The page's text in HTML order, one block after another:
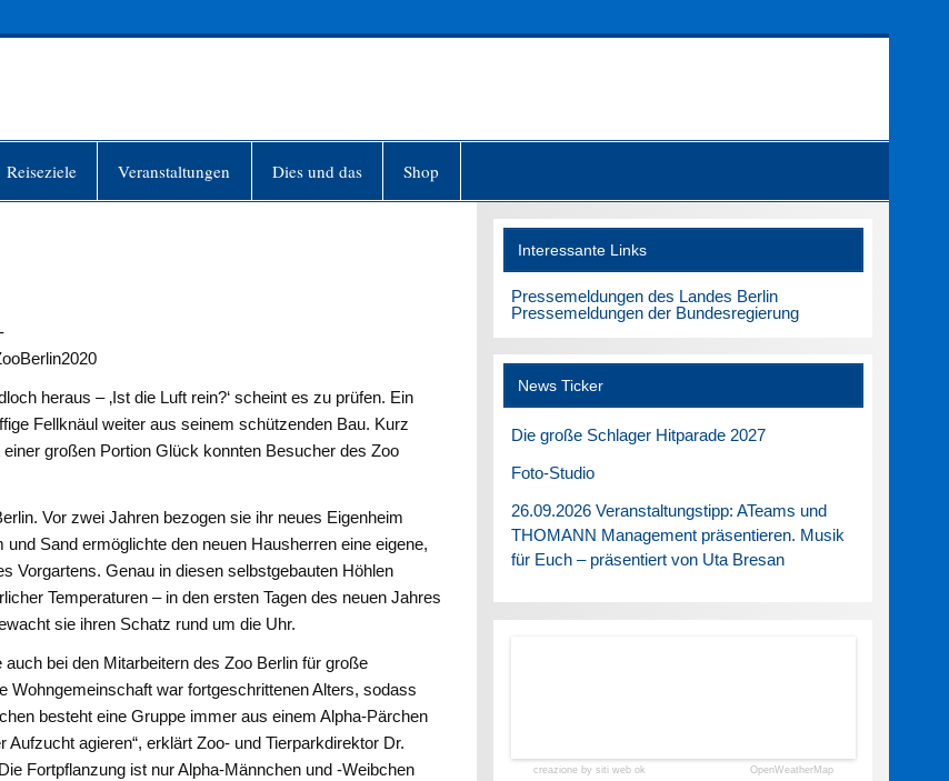
Reiseziele Veranstaltungen Dies und das Shop
heraus – ‚Ist die Luft rein?‘ scheint es zu prüfen. Ein
Fellknäul weiter aus seinem schützenden Bau. Kurz
großen Portion Glück konnten Besucher des Zoo
Vor zwei Jahren bezogen sie ihr neues Eigenheim
Sand ermöglichte den neuen Hausherren eine eigene,
Vorgartens. Genau in diesen selbstgebauten Höhlen
Temperaturen – in den ersten Tagen des neuen Jahres
sie ihren Schatz rund um die Uhr.
bei den Mitarbeitern des Zoo Berlin für große
Wohngemeinschaft war fortgeschrittenen Alters, sodass
besteht eine Gruppe immer aus einem Alpha-Pärchen
agieren“, erklärt Zoo- und Tierparkdirektor Dr.
Fortpflanzung ist nur Alpha-Männchen und -Weibchen
Interessante Links
Pressemeldungen des Landes Berlin
Pressemeldungen der Bundesregierung
News Ticker
Die große Schlager Hitparade 2027
Foto-Studio
26.09.2026 Veranstaltungstipp: ATeams und
THOMANN Management präsentieren. Musik
für Euch – präsentiert von Uta Bresan
creazione by siti web ok OpenWeatherMap